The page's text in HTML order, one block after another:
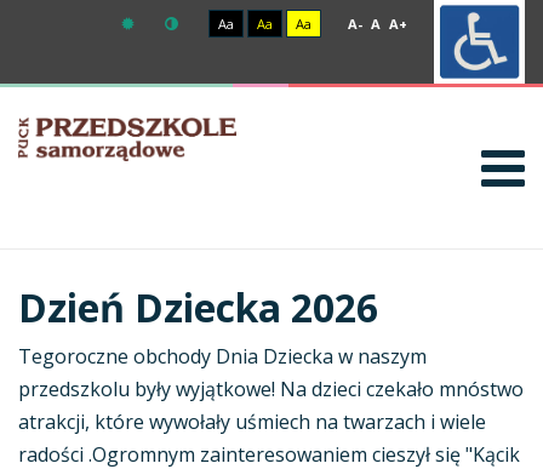
Aa Aa Aa A- A A+
Dzień Dziecka 2026
Tegoroczne obchody Dnia Dziecka w naszym
przedszkolu były wyjątkowe! Na dzieci czekało mnóstwo
atrakcji, które wywołały uśmiech na twarzach i wiele
radości .Ogromnym zainteresowaniem cieszył się "Kącik